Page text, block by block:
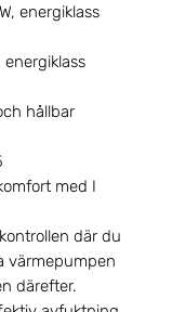
energiklass
energiklass
hållbar
med I
där du
värmepumpen
därefter.